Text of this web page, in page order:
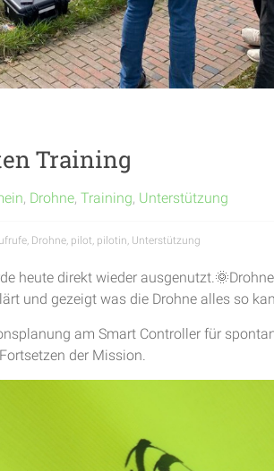
Training
, Drohne, Training, Unterstützung
, Drohne, pilot, pilotin, Unterstützung
heute direkt wieder
und gezeigt was die Drohne alles so
am Smart Controller für
der Mission.